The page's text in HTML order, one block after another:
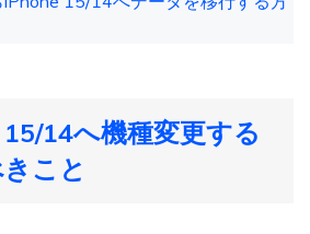
14へ機種変更する
こと